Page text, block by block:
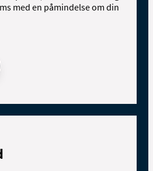
med en påmindelse om din